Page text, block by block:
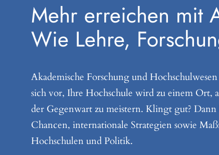
Mehr erreichen mit
Wie Lehre,
Akademische Forschung und
sich vor, Ihre Hochschule wird zu einem Ort,
der Gegenwart zu meistern. Klingt gut?
Chancen, internationale Strategien sowie
Hochschulen und Politik.